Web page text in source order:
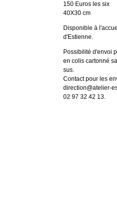
150 Euros les six
40X30 cm
Disponible à
d'Estienne.
Possibilité d'envoi
en colis cartonné
sus.
Contact pour les
direction@atelier-
02 97 32 42 13.